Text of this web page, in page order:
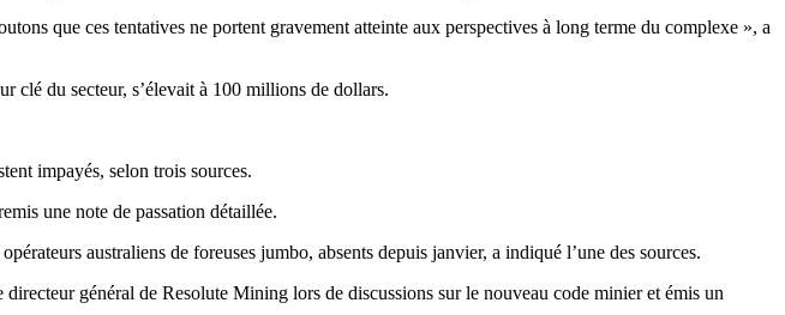
que ces tentatives ne portent gravement atteinte aux perspectives à long terme du complexe », a
clé du secteur, s’élevait à 100 millions de dollars.
impayés, selon trois sources.
une note de passation détaillée.
australiens de foreuses jumbo, absents depuis janvier, a indiqué l’une des sources.
général de Resolute Mining lors de discussions sur le nouveau code minier et émis un